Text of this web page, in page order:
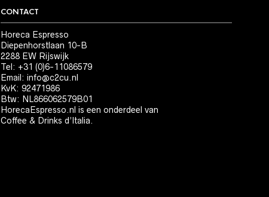
CONTACT
Horeca Espresso
Diepenhorstlaan 10-B
2288 EW Rijswijk
Tel: +31 (0)6-11086579
Email:info@c2cu.nl
KvK: 92471986
Btw: NL866062579B01
HorecaEspresso.nl is een onderdeel van
Coffee & Drinks d’Italia.